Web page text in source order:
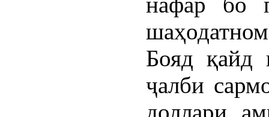
Бояд қайд
ҷалби
доллари